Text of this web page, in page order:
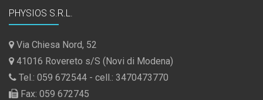
PHYSIOS S.R.L.
Via Chiesa Nord, 52
41016 Rovereto s/S (Novi di Modena)
Tel.: 059 672544 - cell.: 3470473770
Fax: 059 672745